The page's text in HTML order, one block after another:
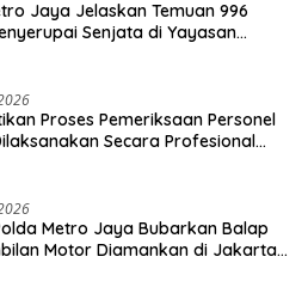
Jaya Jelaskan Temuan 996
Senjata di Yayasan
Proses Pemeriksaan Personel
Secara Profesional
Metro Jaya Bubarkan Balap
Motor Diamankan di Jakarta